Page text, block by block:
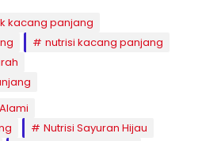
kacang panjang
nutrisi kacang panjang
Nutrisi Sayuran Hijau